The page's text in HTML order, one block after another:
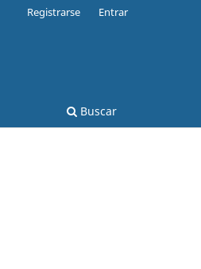
Buscar
Registrarse Entrar